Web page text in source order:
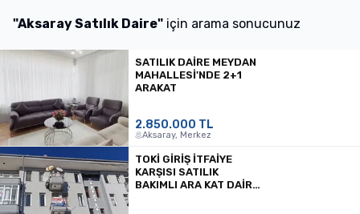
"Aksaray Satılık Daire" için arama sonucunuz
SATILIK DAİRE MEYDAN
MAHALLESİ'NDE 2+1
ARAKAT
2.850.000 TL
Aksaray, Merkez
TOKİ GİRİŞ İTFAİYE
KARŞISI SATILIK
BAKIMLI ARA KAT DAİRE